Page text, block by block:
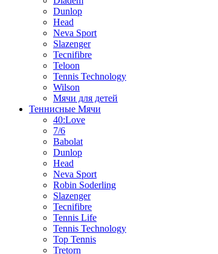
Dunlop
Head
Neva Sport
Slazenger
Tecnifibre
Teloon
Tennis Technology
Wilson
Мячи для детей
Теннисные Мячи
40:Love
7/6
Babolat
Dunlop
Head
Neva Sport
Robin Soderling
Slazenger
Tecnifibre
Tennis Life
Tennis Technology
Top Tennis
Tretorn